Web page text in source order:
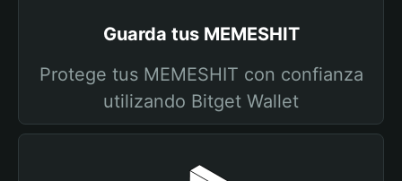
Guarda tus MEMESHIT
Protege tus MEMESHIT con confianza
utilizando Bitget Wallet